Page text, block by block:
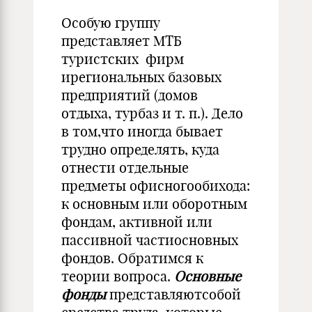
Особую группу
представляет МТБ
туристских фирм
ирегиональных базовых
предприятий (домов
отдыха, турбаз и т. п.). Дело
в том,что иногда бывает
трудно определять, куда
отнести отдельные
предметы офисногообихода:
к основным или оборотным
фондам, активной или
пассив­ной частиосновных
фондов. Обратимся к
теории вопроса. Основные
фондыпредставляютсобой